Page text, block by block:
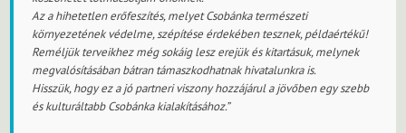
Az a hihetetlen erőfeszítés, melyet Csobánka természeti
környezetének védelme, szépítése érdekében tesznek, példaértékű!
Reméljük terveikhez még sokáig lesz erejük és kitartásuk, melynek
megvalósításában bátran támaszkodhatnak hivatalunkra is.
Hisszük, hogy ez a jó partneri viszony hozzájárul a jövőben egy szebb
és kulturáltabb Csobánka kialakításához.”